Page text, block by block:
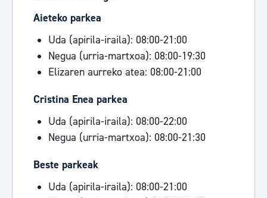
Aieteko parkea
Uda (apirila-iraila): 08:00-21:00
Negua (urria-martxoa): 08:00-19:30
Elizaren aurreko atea: 08:00-21:00
Cristina Enea parkea
Uda (apirila-iraila): 08:00-22:00
Negua (urria-martxoa): 08:00-21:30
Beste parkeak
Uda (apirila-iraila): 08:00-21:00